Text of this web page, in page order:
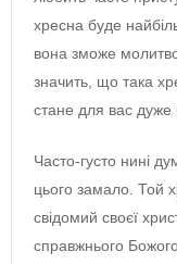
хресна буде
вона зможе
значить, що така
стане для вас
Часто-густо нині
цього замало. Той
свідомий своєї
справжнього